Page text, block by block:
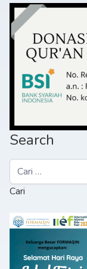
Search
Cari
untuk: